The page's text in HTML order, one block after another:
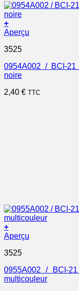
+
Aperçu
3525
0954A002 / BCI-
noire
2,40 € TTC
+
Aperçu
3525
0955A002 / BCI-
multicouleur